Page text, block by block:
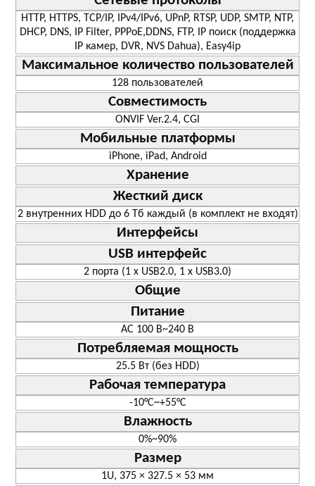
HTTP, HTTPS, TCP/IP, IPv4/IPv6, UPnP, RTSP, UDP, SMTP, NTP,
DHCP, DNS, IP Filter, PPPoE,DDNS, FTP, IP поиск (поддержка
IP камер, DVR, NVS Dahua), Easy4ip
Максимальное количество пользователей
128 пользователей
Совместимость
ONVIF Ver.2.4, CGI
Мобильные платформы
iPhone, iPad, Android
Хранение
Жесткий диск
2 внутренних HDD до 6 Тб каждый (в комплект не входят)
Интерфейсы
USB интерфейс
2 порта (1 х USB2.0, 1 х USB3.0)
Общие
Питание
AC 100 В~240 В
Потребляемая мощность
25.5 Вт (без HDD)
Рабочая температура
-10°C~+55°C
Влажность
0%~90%
Размер
1U, 375 × 327.5 × 53 мм